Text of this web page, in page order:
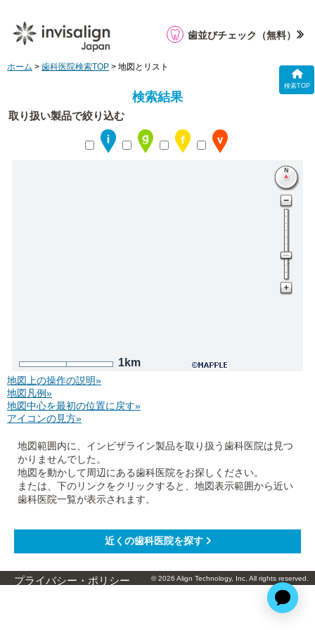
検索TOP
歯並びチェック （無料）
ホーム > 歯科医院検索TOP > 地図とリスト
検索結果
取り扱い製品で絞り込む
1km
地図上の操作の説明»
地図凡例»
地図中心を最初の位置に戻す»
アイコンの見方»
地図範囲内に、インビザライン製品を取り扱う歯科医院は見つ
かりませんでした。
地図を動かして周辺にある歯科医院をお探しください。
または、下のリンクをクリックすると、地図表示範囲から近い
歯科医院一覧が表示されます。
プライバシー・ポリシー © 2026 Align Technology, Inc. All rights reserved.